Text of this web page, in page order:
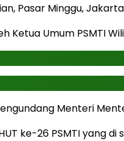
Pasar Minggu,
Ketua Umum PSMTI
Menteri
ke-26 PSMTI yang